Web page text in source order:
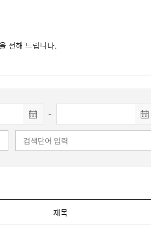
전해 드립니다.
-
제목